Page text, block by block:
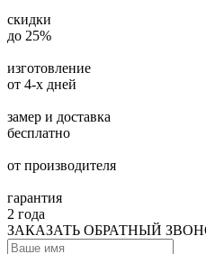
скидки
до 25%
изготовление
от 4-х дней
замер и доставка
бесплатно
от производителя
гарантия
2 года
ЗАКАЗАТЬ ОБРАТНЫЙ